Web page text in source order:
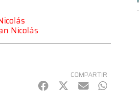
Nicolás
COMPARTIR
Facebook
Twitter
mail